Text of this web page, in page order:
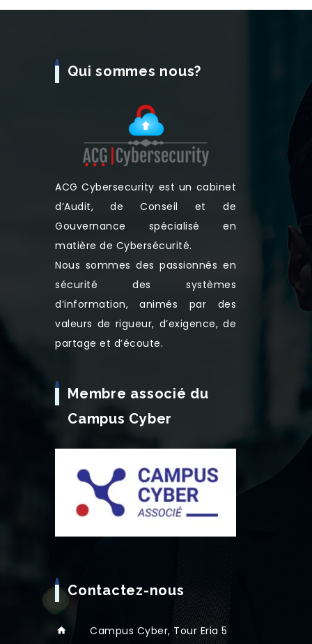
Qui sommes nous?
ACG Cybersecurity est un cabinet
d’Audit, de Conseil et de
Gouvernance spécialisé en
matière de Cybersécurité.
Nous sommes des passionnés en
sécurité des systèmes
d’information, animés par des
valeurs de rigueur, d’exigence, de
partage et d’écoute.
Membre associé du
Campus Cyber
Contactez-nous
Campus Cyber, Tour Eria 5